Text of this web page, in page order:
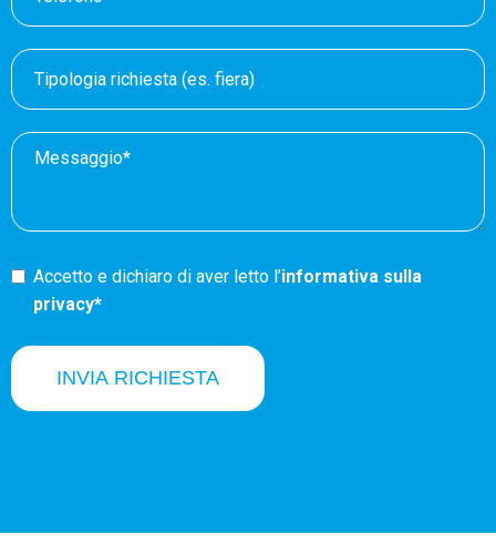
Accetto e dichiaro di aver letto l’informativa sulla
privacy*
INVIA RICHIESTA